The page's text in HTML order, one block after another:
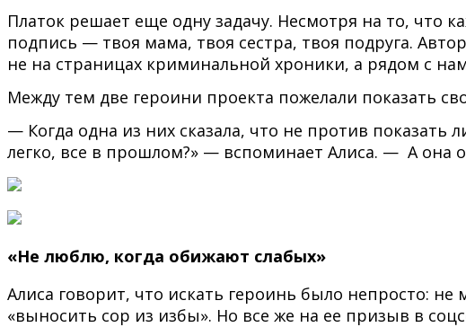
Платок решает еще одну задачу. Несмотря на то, что
подпись — твоя мама, твоя сестра, твоя подруга.
не на страницах криминальной хроники, а рядом с
Между тем две героини проекта пожелали показать
— Когда одна из них сказала, что не против показать
легко, все в прошлом?» — вспоминает Алиса. — А она
«Не люблю, когда обижают слабых»
Алиса говорит, что искать героинь было непросто:
«выносить сор из избы». Но все же на ее призыв в